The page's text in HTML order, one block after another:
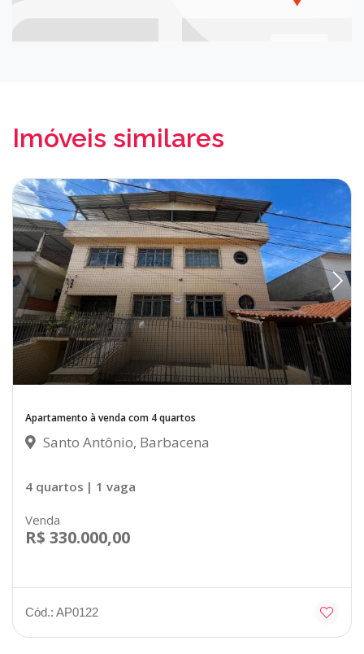
Imóveis similares
Apartamento à venda com 4 quartos
Santo Antônio, Barbacena
4 quartos | 1 vaga
Venda
R$ 330.000,00
Cód.: AP0122